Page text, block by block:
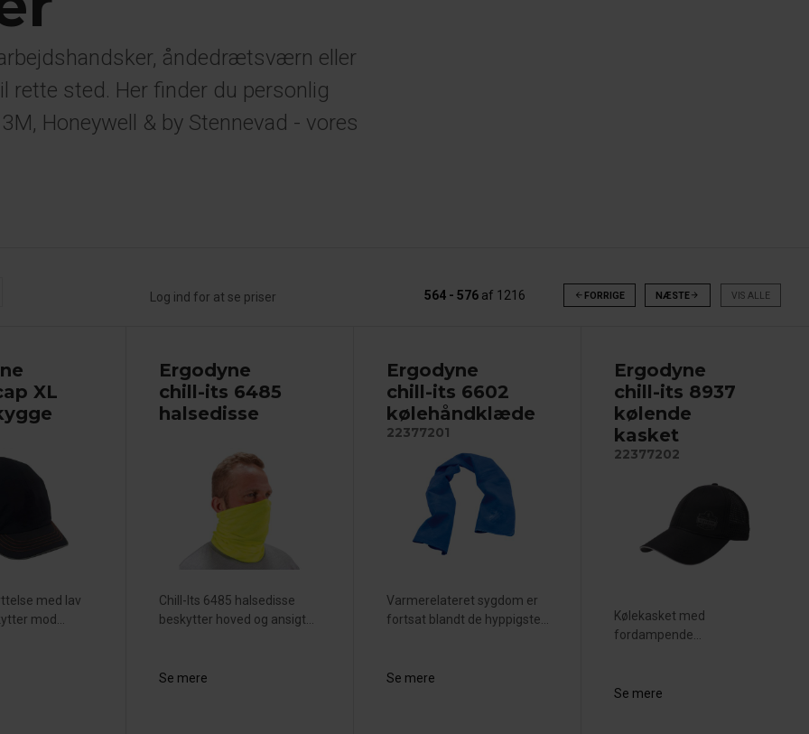
åndedrætsværn eller
rette sted. Her finder du personlig
Honeywell & by Stennevad - vores
Log ind for at se priser 564 - 576af 1216 arrow_back FORRIGE NÆSTEarrow_forward VIS ALLE
XL
med lav
mod...
Ergodyne
chill-its 6485
halsedisse
Chill-Its 6485 halsedisse
beskytter hoved og ansigt...
Se mere
Ergodyne
chill-its 6602
kølehåndklæde
22377201
Varmerelateret sygdom er
fortsat blandt de hyppigste...
Se mere
Ergodyne
chill-its 8937
kølende
kasket
22377202
Kølekasket med
fordampende...
Se mere